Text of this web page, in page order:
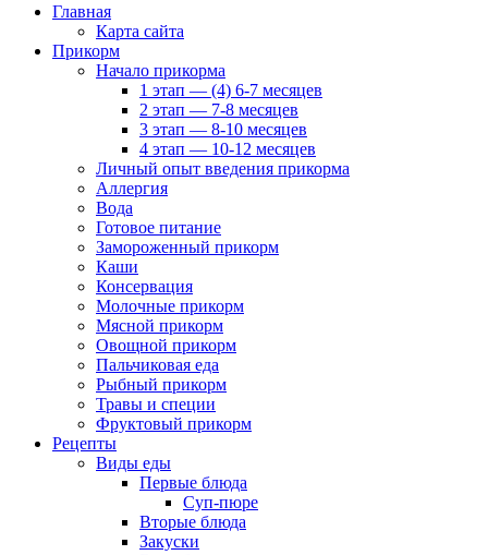
Главная
Карта сайта
Прикорм
Начало прикорма
1 этап — (4) 6-7 месяцев
2 этап — 7-8 месяцев
3 этап — 8-10 месяцев
4 этап — 10-12 месяцев
Личный опыт введения прикорма
Аллергия
Вода
Готовое питание
Замороженный прикорм
Каши
Консервация
Молочные прикорм
Мясной прикорм
Овощной прикорм
Пальчиковая еда
Рыбный прикорм
Травы и специи
Фруктовый прикорм
Рецепты
Виды еды
Первые блюда
Суп-пюре
Вторые блюда
Закуски